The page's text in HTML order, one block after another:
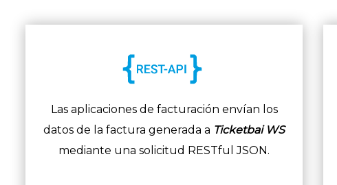
Las aplicaciones de facturación envían los
datos de la factura generada a Ticketbai WS
mediante una solicitud RESTful JSON.